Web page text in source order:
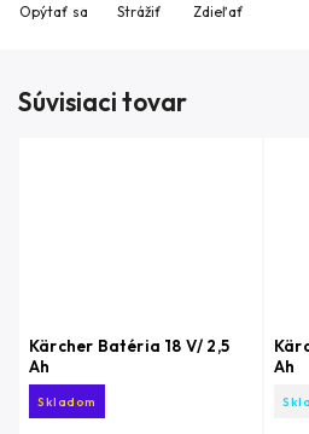
Opýtať sa Strážiť Zdieľať
Súvisiaci tovar
Kärcher Batéria 18 V/ 2,5
Ah
Skladom
Ah